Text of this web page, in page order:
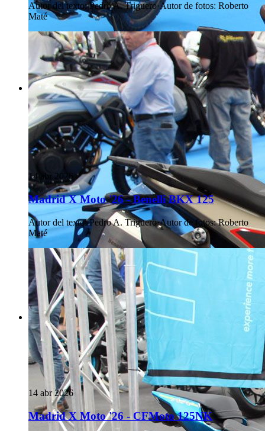
Autor del texto: Pedro A. Triguero·Autor de fotos: Roberto
Maté
14 abr 2026
Madrid X Moto '26 - Benelli BKX 125
Autor del texto: Pedro A. Triguero·Autor de fotos: Roberto
Maté
14 abr 2026
Madrid X Moto '26 - CFMoto 125NK